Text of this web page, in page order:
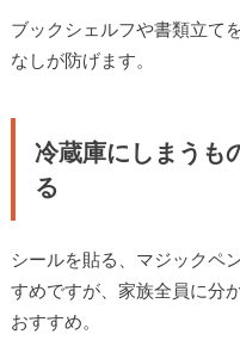
ブックシェルフや書類立て
なしが防げます。
冷蔵庫にしまうも
る
シールを貼る、マジックペ
すめですが、家族全員に分
おすすめ。